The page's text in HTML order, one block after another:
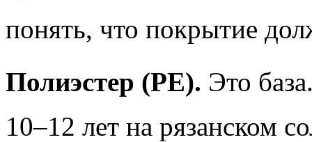
понять, что покрытие
Полиэстер (PE). Это
10–12 лет на рязанском